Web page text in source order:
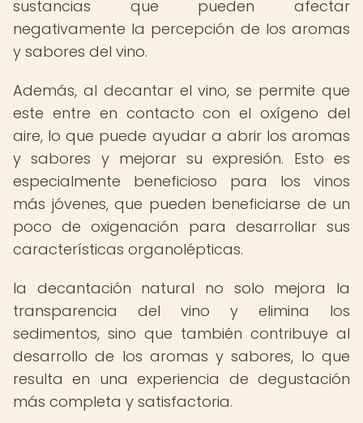
sustancias que pueden afectar
negativamente la percepción de los aromas
y sabores del vino.
Además, al decantar el vino, se permite que
este entre en contacto con el oxígeno del
aire, lo que puede ayudar a abrir los aromas
y sabores y mejorar su expresión. Esto es
especialmente beneficioso para los vinos
más jóvenes, que pueden beneficiarse de un
poco de oxigenación para desarrollar sus
características organolépticas.
la decantación natural no solo mejora la
transparencia del vino y elimina los
sedimentos, sino que también contribuye al
desarrollo de los aromas y sabores, lo que
resulta en una experiencia de degustación
más completa y satisfactoria.